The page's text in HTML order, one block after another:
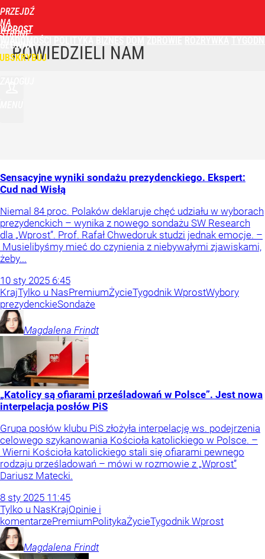
PRZEJDŹ
NA
STRONĘ
GŁÓWNĄ
WPROST
POWIEDZIELI NAM
Sensacyjne wyniki sondażu prezydenckiego. Ekspert:
Cud nad Wisłą
Niemal 84 proc. Polaków deklaruje chęć udziału w wyborach
prezydenckich – wynika z nowego sondażu SW Research
dla „Wprost”. Prof. Rafał Chwedoruk studzi jednak emocje. –
Musielibyśmy mieć do czynienia z niebywałymi zjawiskami,
żeby...
10 sty 2025 6:45
KrajTylko u NasPremiumŻycieTygodnik WprostWybory
prezydenckieSondaże
Magdalena Frindt
„Katolicy są ofiarami prześladowań w Polsce”. Jest nowa
interpelacja posłów PiS
Grupa posłów klubu PiS złożyła interpelację ws. podejrzenia
celowego szykanowania Kościoła katolickiego w Polsce. –
Wierni Kościoła katolickiego stali się ofiarami pewnego
rodzaju prześladowań – mówi w rozmowie z „Wprost”
Dariusz Matecki.
8 sty 2025 11:45
Tylko u NasKrajOpinie i
komentarzePremiumPolitykaŻycieTygodnik Wprost
Magdalena Frindt